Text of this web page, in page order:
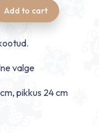
Add to cart
valge
pikkus 24 cm